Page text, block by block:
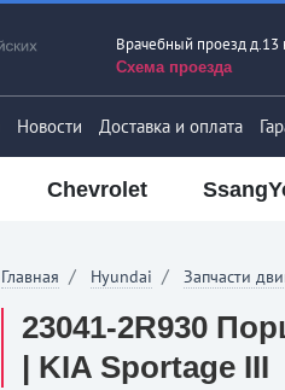
Врачебный проезд д.13
Схема проезда
Новости Доставка и оплата
Chevrolet
Главная Hyundai Запчасти
23041-2R930
| KIA Sportage III